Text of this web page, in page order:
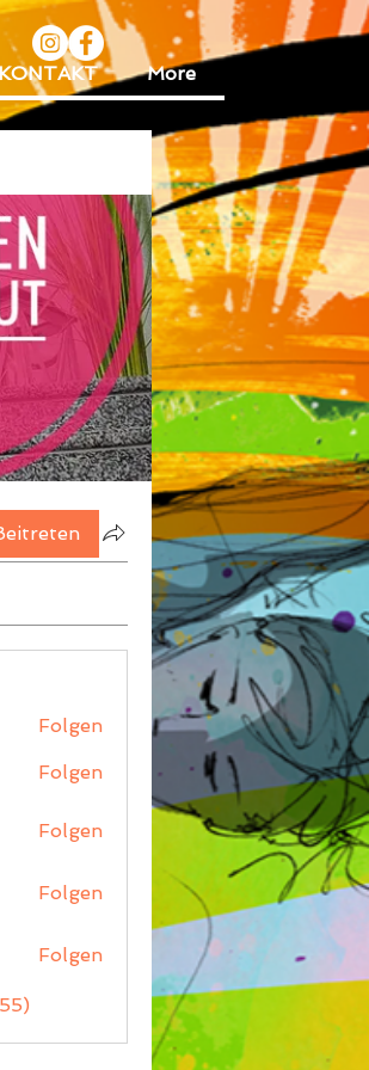
KONTAKT More
Folgen
Folgen
Folgen
Folgen
Folgen